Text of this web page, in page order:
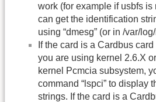
work (for example if usbfs is
can get the identification
using “dmesg” (or in /var/
If the card is a Cardbus
you are using kernel 2.6.X
kernel Pcmcia subsystem,
command “lspci” to display
strings. If the card is a